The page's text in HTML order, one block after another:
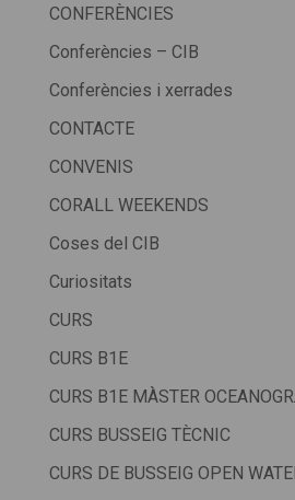
CONFERÈNCIES
Conferències – CIB
Conferències i xerrades
CONTACTE
CONVENIS
CORALL WEEKENDS
Coses del CIB
Curiositats
CURS
CURS B1E
CURS B1E MÀSTER
CURS BUSSEIG TÈCNIC
CURS DE BUSSEIG OPEN